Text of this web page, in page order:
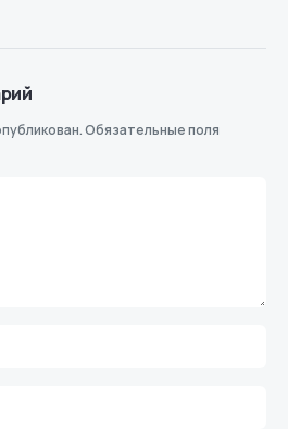
Обязательные поля